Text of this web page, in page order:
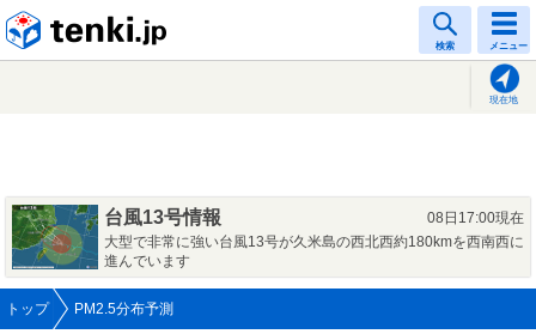
検索 メニュー
現在地
台風13号情報
08日17:00現在
大型で非常に強い台風13号が久米島の西北西約180kmを西南西に
進んでいます
トップ PM2.5分布予測